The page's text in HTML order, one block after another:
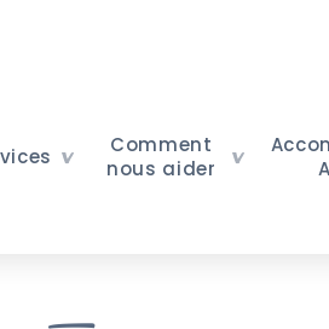
Comment
nous aider